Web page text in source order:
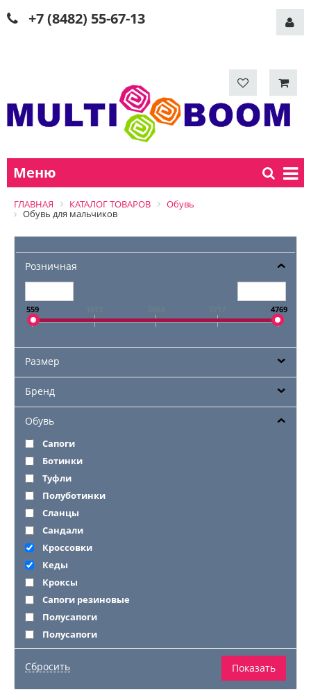
+7 (8482) 55-67-13
Меню
ГЛАВНАЯ КАТАЛОГ ТОВАРОВ
Обувь
Обувь для мальчиков
Розничная
559 4769
Размер
Бренд
Обувь
Сапоги
Ботинки
Туфли
Полуботинки
Сланцы
Сандали
Кроссовки
Кеды
Кроксы
Сапоги резиновые
Полусапоги
Полусапоги